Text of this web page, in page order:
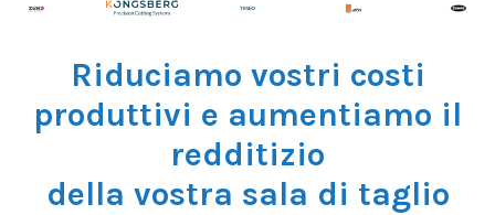
Riduciamo vostri costi
produttivi e aumentiamo il
redditizio
della vostra sala di taglio